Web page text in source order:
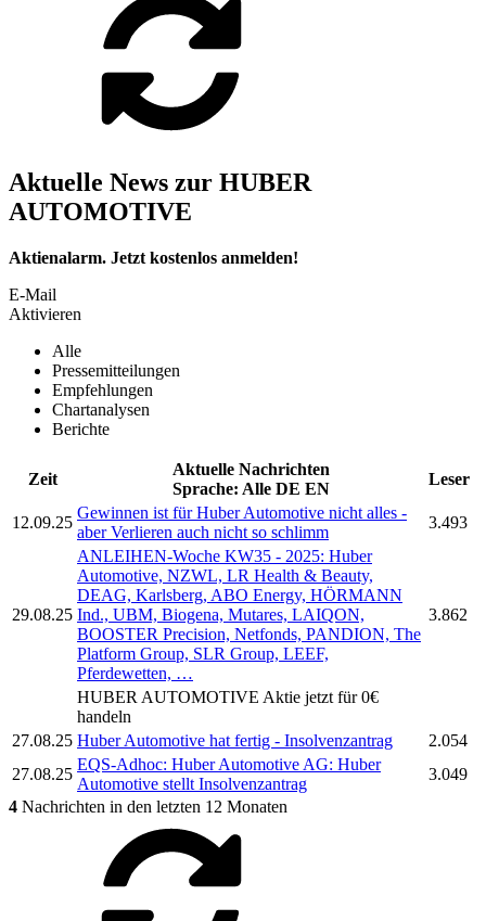
Aktuelle News zur HUBER
AUTOMOTIVE
Aktienalarm. Jetzt kostenlos anmelden!
E-Mail
Aktivieren
Alle
Pressemitteilungen
Empfehlungen
Chartanalysen
Berichte
Zeit
Aktuelle Nachrichten
Sprache: Alle DE EN
Leser
12.09.25
Gewinnen ist fürHuber Automotive nicht alles -
aber Verlieren auch nicht so schlimm
3.493
29.08.25
ANLEIHEN-Woche KW35 - 2025: Huber
Automotive, NZWL, LR Health & Beauty,
DEAG, Karlsberg, ABO Energy, HÖRMANN
Ind., UBM, Biogena, Mutares, LAIQON,
BOOSTER Precision, Netfonds, PANDION, The
Platform Group, SLR Group, LEEF,
Pferdewetten, …
3.862
HUBER AUTOMOTIVE Aktie jetzt für 0€
handeln
27.08.25 Huber Automotive hat fertig - Insolvenzantrag
2.054
27.08.25
EQS-Adhoc: Huber Automotive AG: Huber
Automotive stellt Insolvenzantrag
3.049
4 Nachrichten in den letzten 12 Monaten